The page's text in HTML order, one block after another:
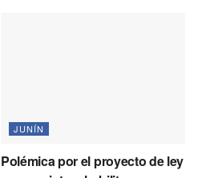
JUNÍN
Polémica por el proyecto de ley